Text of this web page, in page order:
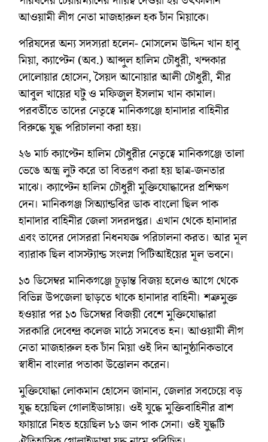
আওয়ামী লীগ নেতা মাজহারুল হক চাঁন মিয়াকে।
পরিষদের অন্য সদস্যরা হলেন- মোসলেম উদ্দিন খান হাবু
মিয়া, ক্যাপ্টেন (অব.) আব্দুল হালিম চৌধুরী, খন্দকার
দোলোয়ার হোসেন, সৈয়দ আনোয়ার আলী চৌধুরী, মীর
আবুল খায়ের ঘটু ও মফিজুল ইসলাম খান কামাল।
পরবর্তীতে তাদের নেতৃত্বে মানিকগঞ্জে হানাদার বাহিনীর
বিরুদ্ধে যুদ্ধ পরিচালনা করা হয়।
২৬ মার্চ ক্যাপ্টেন হালিম চৌধুরীর নেতৃত্বে মানিকগঞ্জে তালা
ভেঙে অস্ত্র লুট করে তা বিতরণ করা হয় ছাত্র-জনতার
মাঝে। ক্যাপ্টেন হালিম চৌধুরী মুক্তিযোদ্ধাদের প্রশিক্ষণ
দেন। মানিকগঞ্জ সিঅ্যান্ডবির ডাক বাংলো ছিল পাক
হানাদার বাহিনীর জেলা সদরদপ্তর। এখান থেকে হানাদার
এবং তাদের দোসররা নিধনযজ্ঞ পরিচালনা করত। আর মূল
ব্যারাক ছিল বাসস্ট্যান্ড সংলগ্ন পিটিআইয়ের মূল ভবনে।
১৩ ডিসেম্বর মানিকগঞ্জে চূড়ান্ত বিজয় হলেও আগে থেকে
বিভিন্ন উপজেলা ছাড়তে থাকে হানাদার বাহিনী। শত্রুমুক্ত
হওয়ার পর ১৩ ডিসেম্বর বিজয়ী বেশে মুক্তিযোদ্ধারা
সরকারি দেবেন্দ্র কলেজ মাঠে সমবেত হন। আওয়ামী লীগ
নেতা মাজহারুল হক চাঁন মিয়া ওই দিন আনুষ্ঠানিকভাবে
স্বাধীন বাংলার পতাকা উত্তোলন করেন।
মুক্তিযোদ্ধা লোকমান হোসেন জানান, জেলার সবচেয়ে বড়
যুদ্ধ হয়েছিল গোলাইডাঙ্গায়। ওই যুদ্ধে মুক্তিবাহিনীর ব্রাশ
ফায়ারে নিহত হয়েছিল ৮১ জন পাক সেনা। ওই যুদ্ধটি